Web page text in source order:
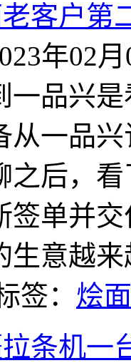
客户第
年02
一品兴
从一品
之后，
签单并
生意越
签： 烩
条机一